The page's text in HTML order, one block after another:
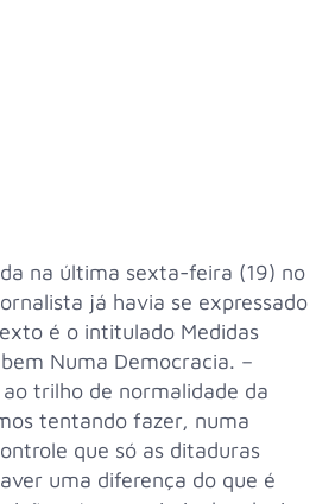
na última sexta-feira (19) no
já havia se expressado
é o intitulado Medidas
Numa Democracia. –
trilho de normalidade da
tentando fazer, numa
que só as ditaduras
uma diferença do que é